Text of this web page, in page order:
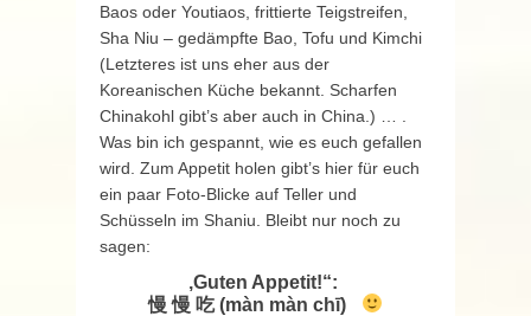
Baos oder Youtiaos, frittierte Teigstreifen,
Sha Niu – gedämpfte Bao, Tofu und Kimchi
(Letzteres ist uns eher aus der
Koreanischen Küche bekannt. Scharfen
Chinakohl gibt’s aber auch in China.) … .
Was bin ich gespannt, wie es euch gefallen
wird. Zum Appetit holen gibt’s hier für euch
ein paar Foto-Blicke auf Teller und
Schüsseln im Shaniu. Bleibt nur noch zu
sagen:
‚Guten Appetit!“:
慢 慢 吃 (màn màn chī)